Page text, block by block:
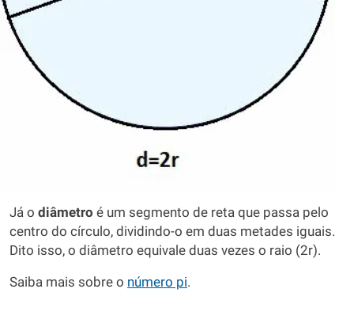
Já o diâmetro é um segmento de reta que passa pelo
centro do círculo, dividindo-o em duas metades iguais.
Dito isso, o diâmetro equivale duas vezes o raio (2r).
Saiba mais sobre o número pi.